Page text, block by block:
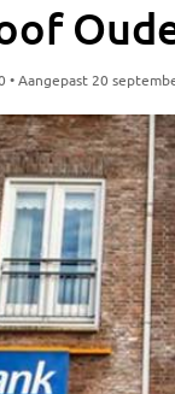
• Aangepast 20